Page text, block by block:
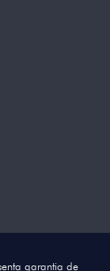
garantia de